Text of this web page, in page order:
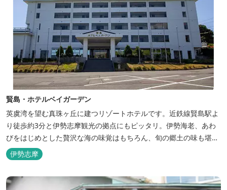
賢島・ホテルベイガーデン
英虞湾を望む真珠ヶ丘に建つリゾートホテルです。近鉄線賢島駅よ
り徒歩約3分と伊勢志摩観光の拠点にもピッタリ。伊勢海老、あわ
びをはじめとした贅沢な海の味覚はもちろん、旬の郷土の味も堪能
できます。
伊勢志摩